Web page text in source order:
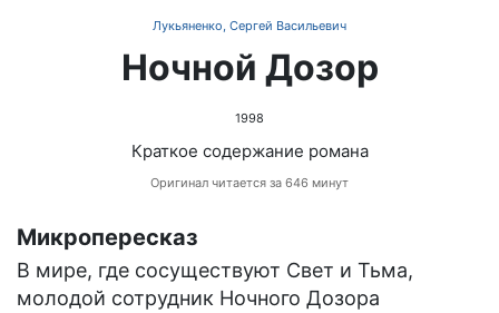
Лукьяненко, Сергей Васильевич
Ночной Дозор
1998
Краткое содержание романа
Оригинал читается за 646 минут
Микропересказ
В мире, где сосуществуют Свет и Тьма,
молодой сотрудник Ночного Дозора